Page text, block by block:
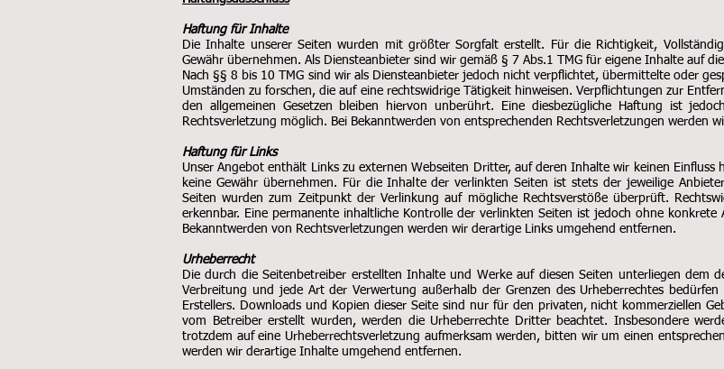
Haftung für Inhalte
Die Inhalte unserer Seiten wurden mit größter Sorgfalt erstellt. Für die Richtigkeit,
Gewähr übernehmen. Als Diensteanbieter sind wir gemäß § 7 Abs.1 TMG für eigene Inhalte auf
Nach §§ 8 bis 10 TMG sind wir als Diensteanbieter jedoch nicht verpflichtet, übermittelte oder
Umständen zu forschen, die auf eine rechtswidrige Tätigkeit hinweisen. Verpflichtungen zur
den allgemeinen Gesetzen bleiben hiervon unberührt. Eine diesbezügliche Haftung ist
Rechtsverletzung möglich. Bei Bekanntwerden von entsprechenden Rechtsverletzungen werden
Haftung für Links
Unser Angebot enthält Links zu externen Webseiten Dritter, auf deren Inhalte wir keinen
keine Gewähr übernehmen. Für die Inhalte der verlinkten Seiten ist stets der jeweilige
Seiten wurden zum Zeitpunkt der Verlinkung auf mögliche Rechtsverstöße überprüft.
erkennbar. Eine permanente inhaltliche Kontrolle der verlinkten Seiten ist jedoch ohne
Bekanntwerden von Rechtsverletzungen werden wir derartige Links umgehend entfernen.
Urheberrecht
Die durch die Seitenbetreiber erstellten Inhalte und Werke auf diesen Seiten unterliegen dem
Verbreitung und jede Art der Verwertung außerhalb der Grenzen des Urheberrechtes
Erstellers. Downloads und Kopien dieser Seite sind nur für den privaten, nicht kommerziellen
vom Betreiber erstellt wurden, werden die Urheberrechte Dritter beachtet. Insbesondere
trotzdem auf eine Urheberrechtsverletzung aufmerksam werden, bitten wir um einen
werden wir derartige Inhalte umgehend entfernen.